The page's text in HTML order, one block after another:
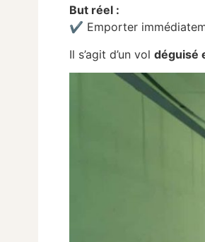
But réel :
✔ Emporter
Il s’agit d’un voldéguisé